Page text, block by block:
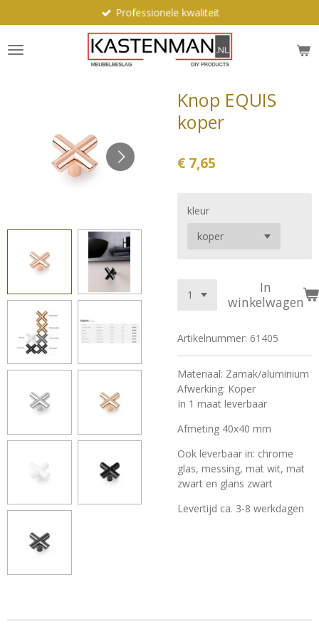
direct
naar
de
Professionele kwaliteit
Knop EQUIS
koper
€ 7,65
kleur
In
winkelwagen
Artikelnummer: 61405
Materiaal: Zamak/aluminium
Afwerking: Koper
In 1 maat leverbaar
Afmeting 40x40 mm
Ook leverbaar in: chrome
glas, messing, mat wit, mat
zwart en glans zwart
Levertijd ca. 3-8 werkdagen